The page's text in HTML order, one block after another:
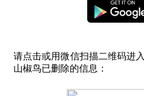
请点击或用微信扫描二维码进
山椒鸟已删除的信息：